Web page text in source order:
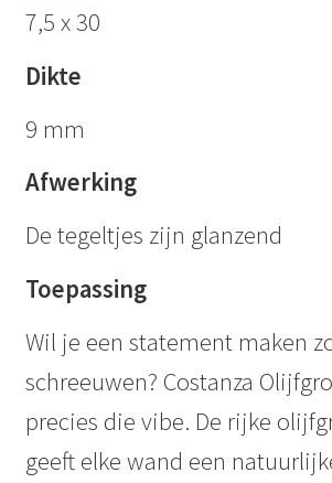
7,5 x 30
Dikte
9 mm
Afwerking
De tegeltjes zijn glanzend
Toepassing
Wil je een statement maken
schreeuwen? Costanza
precies die vibe. De rijke
geeft elke wand een